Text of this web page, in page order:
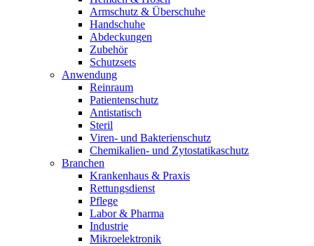
Armschutz & Überschuhe
Handschuhe
Abdeckungen
Zubehör
Schutzsets
Anwendung
Reinraum
Patientenschutz
Antistatisch
Steril
Viren- und Bakterienschutz
Chemikalien- und Zytostatikaschutz
Branchen
Krankenhaus & Praxis
Rettungsdienst
Pflege
Labor & Pharma
Industrie
Mikroelektronik